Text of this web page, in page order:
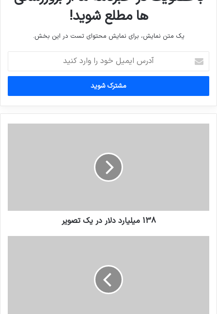
ها مطلع شوید!
یک متن نمایش، برای نمایش محتوای تست در این بخش.
ایمیل
خود
وارد
کنید
138 ميليارد دلار در يک تصوير